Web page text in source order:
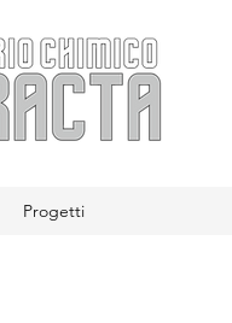
Progetti